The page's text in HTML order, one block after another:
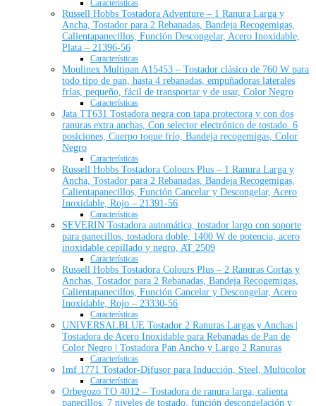
Características
Russell Hobbs Tostadora Adventure – 1 Ranura Larga y
Ancha, Tostador para 2 Rebanadas, Bandeja Recogemigas,
Calientapanecillos, Función Descongelar, Acero Inoxidable,
Plata – 21396-56
Características
Moulinex Multipan A15453 – Tostador clásico de 760 W para
todo tipo de pan, hasta 4 rebanadas, empuñadoras laterales
frías, pequeño, fácil de transportar y de usar, Color Negro
Características
Jata TT631 Tostadora negra con tapa protectora y con dos
ranuras extra anchas, Con selector electrónico de tostado. 6
posiciones, Cuerpo toque frío, Bandeja recogemigas, Color
Negro
Características
Russell Hobbs Tostadora Colours Plus – 1 Ranura Larga y
Ancha, Tostador para 2 Rebanadas, Bandeja Recogemigas,
Calientapanecillos, Función Cancelar y Descongelar, Acero
Inoxidable, Rojo – 21391-56
Características
SEVERIN Tostadora automática, tostador largo con soporte
para panecillos, tostadora doble, 1400 W de potencia, acero
inoxidable cepillado y negro, AT 2509
Características
Russell Hobbs Tostadora Colours Plus – 2 Ranuras Cortas y
Anchas, Tostador para 2 Rebanadas, Bandeja Recogemigas,
Calientapanecillos, Función Cancelar y Descongelar, Acero
Inoxidable, Rojo – 23330-56
Características
UNIVERSALBLUE Tostador 2 Ranuras Largas y Anchas |
Tostadora de Acero Inoxidable para Rebanadas de Pan de
Color Negro | Tostadora Pan Ancho y Largo 2 Ranuras
Características
Imf 1771 Tostador-Difusor para Inducción, Steel, Multicolor
Características
Orbegozo TO 4012 – Tostadora de ranura larga, calienta
panecillos, 7 niveles de tostado, función descongelación y